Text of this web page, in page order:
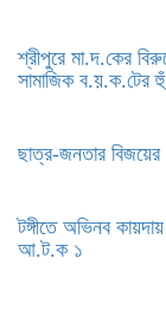
শ্রীপুরে মা.দ.কের
সামাজিক ব.য়.ক.টের
ছাত্র-জনতার বিজয়ের
টঙ্গীতে অভিনব
আ.ট.ক ১